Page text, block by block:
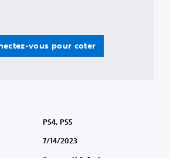
vous pour coter
PS4, PS5
7/14/2023